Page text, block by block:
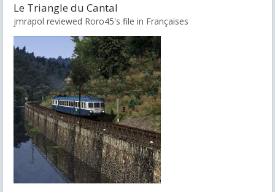
Le Triangle du Cantal
jmrapol reviewed Roro45's file in Françaises